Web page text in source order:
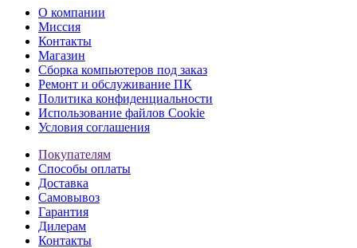
О компании
Миссия
Контакты
Магазин
Сборка компьютеров под заказ
Ремонт и обслуживание ПК
Политика конфиденциальности
Использование файлов Cookie
Условия соглашения
Покупателям
Способы оплаты
Доставка
Самовывоз
Гарантия
Дилерам
Контакты